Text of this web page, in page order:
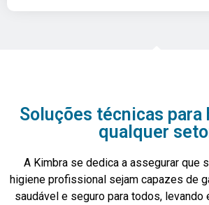
Soluções técnicas para
qualquer
A Kimbra se dedica a assegurar que
higiene profissional sejam capazes de
saudável e seguro para todos, levando